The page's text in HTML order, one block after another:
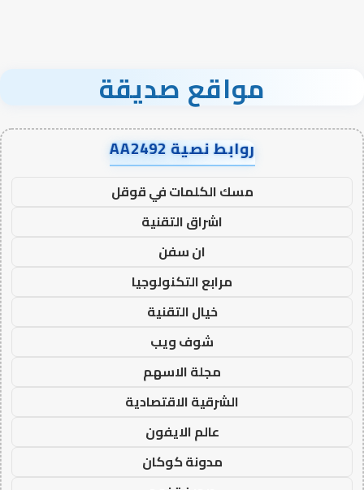
مواقع صديقة
روابط نصية AA2492
مسك الكلمات في قوقل
اشراق التقنية
ان سفن
مرابع التكنولوجيا
خيال التقنية
شوف ويب
مجلة الاسهم
الشرقية الاقتصادية
عالم الايفون
مدونة كوكان